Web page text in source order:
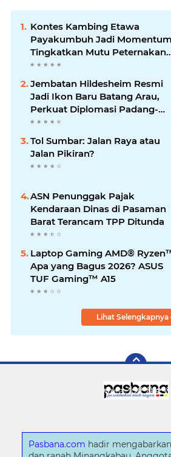
Kontes Kambing Etawa
Payakumbuh Jadi Momentum
Tingkatkan Mutu Peternakan
Lokal
Jembatan Hildesheim Resmi
Jadi Ikon Baru Batang Arau,
Perkuat Diplomasi Padang-
Jerman
Tol Sumbar: Jalan Raya atau
Jalan Pikiran?
ASN Penunggak Pajak
Kendaraan Dinas di Pasaman
Barat Terancam TPP Ditunda
Laptop Gaming AMD®
Apa yang Bagus 2026? ASUS
TUF Gaming™ A15
Lihat Selengkapnya
Pasbana.com hadir